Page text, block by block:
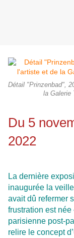
Détail "Prinzenbad",
la Galerie
Du 5
2022
La dernière
inaugurée la
avait dû refermer
frustration est
parisienne post-
relire le concept